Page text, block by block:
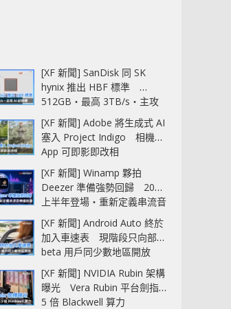
[XF 新聞] SanDisk 同 SK
hynix 推出 HBF 標準
512GB‧最高 3TB/s‧主攻
AI 記憶體
[XF 新聞] Adobe 將生成式 AI
塞入 Project Indigo 相機
App 可即影即改相
[XF 新聞] Winamp 夥拍
Deezer 準備強勢回歸 2027
上半年登場‧重新定義串流音
樂播放器
[XF 新聞] Android Auto 終於
加入車速表 現階段只向部分
beta 用戶同少數地區開放
[XF 新聞] NVIDIA Rubin 架構
曝光 Vera Rubin 平台劍指
5 倍 Blackwell 算力